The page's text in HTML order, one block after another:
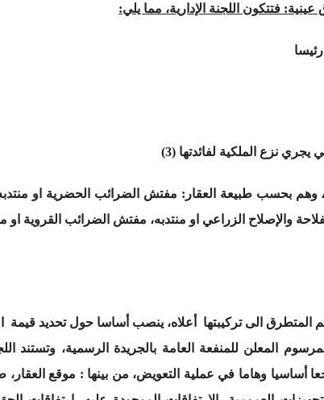
فتتكون اللجنة الإدارية، مما يلي:
يجري نزع الملكية لفائدتها (3)
وهم بحسب طبيعة العقار: مفتش الضرائب الحضرية او
والإصلاح الزراعي او منتدبه، مفتش الضرائب القروية او
المتطرق الى تركيبتها أعلاه، ينصب أساسا حول تحديد قيمة
المعلن للمنفعة العامة بالجريدة الرسمية، وتستند
أساسيا وهاما في عملية التعويض، من بينها : موقع